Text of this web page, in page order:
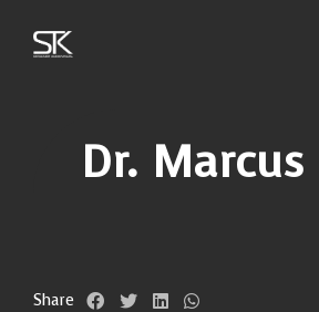
Dr.
Share